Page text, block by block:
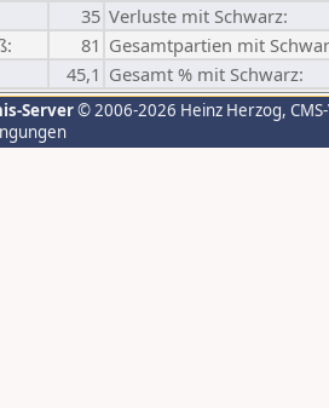
35 Verluste mit Schwarz:
81 Gesamtpartien mit
45,1 Gesamt % mit Schwarz:
Server© 2006-2026 Heinz Herzog,